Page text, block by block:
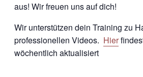
aus! Wir freuen uns auf dich!
Wir unterstützen dein Training zu
professionellen Videos. Hier
wöchentlich aktualisiert